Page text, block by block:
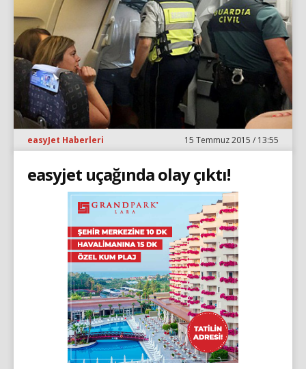
easyJet Haberleri 15 Temmuz 2015 / 13:55
easyjet uçağında olay çıktı!